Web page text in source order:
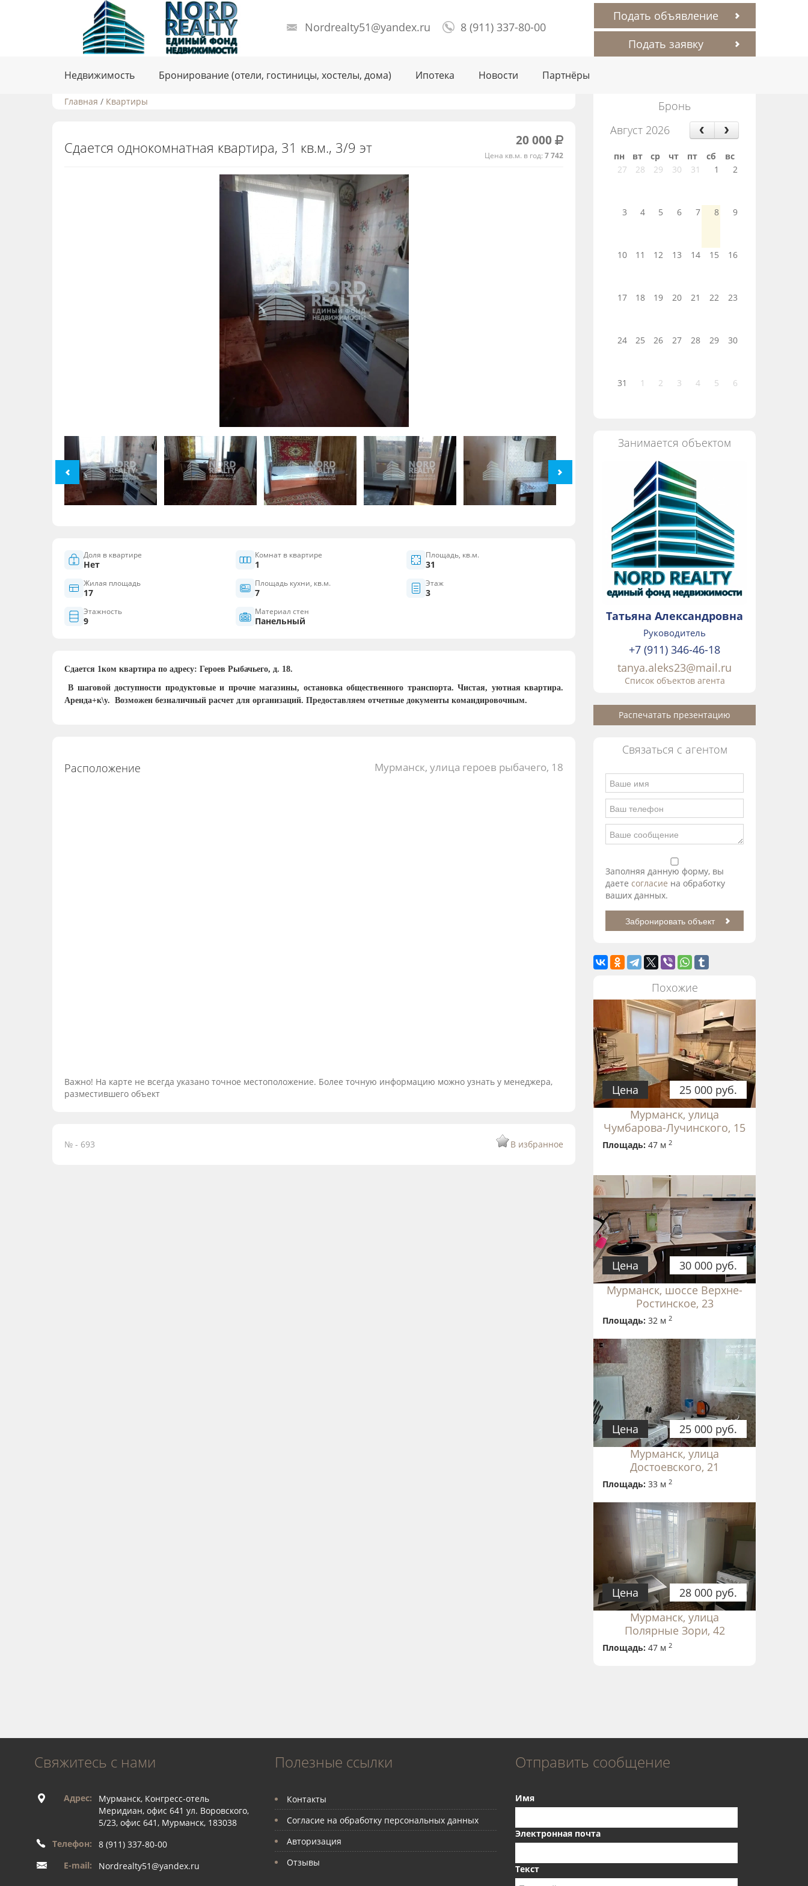
Nordrealty51@yandex.ru 8 (911) 337-80-00
Подать объявление
Подать заявку
Недвижимость Бронирование (отели, гостиницы, хостелы, дома) Ипотека Новости Партнёры
Главная / Квартиры
Сдается однокомнатная квартира, 31 кв.м., 3/9 эт 20 000
Цена кв.м. в год: 7 742
Доля в квартире
Нет
Комнат в квартире
1
Площадь, кв.м.
31
Жилая площадь
17
Площадь кухни, кв.м.
7
Этаж
3
Этажность
9
Материал стен
Панельный
Сдается 1ком квартира по адресу: Героев Рыбачьего, д. 18.
В шаговой доступности продуктовые и прочие магазины, остановка общественного транспорта.Чистая, уютная квартира.
Аренда+к\у. Возможен безналичный расчет для организаций. Предоставляем отчетные документы командировочным.
Расположение Мурманск, улица героев рыбачего, 18
Важно! На карте не всегда указано точное местоположение. Более точную информацию можно узнать у менеджера,
разместившего объект
№ - 693 В избранное
Бронь
Август 2026
пн вт ср чт пт сб
вс
27
28 29 30 31 1 2
3 4 5 6 7 8 9
10 11 12 13 14 15 16
17 18 19 20 21 22 23
24 25 26 27 28 29 30
31 1 2 3 4 5 6
Занимается объектом
Татьяна Александровна
Руководитель
+7 (911) 346-46-18
tanya.aleks23@mail.ru
Список объектов агента
Распечатать презентацию
Связаться с агентом
Заполняя данную форму, вы
даете согласие на обработку
ваших данных.
Похожие
25 000 руб.
Цена
Мурманск, улица
Чумбарова-Лучинского, 15
Площадь: 47 м 2
30 000 руб.
Цена
Мурманск, шоссе Верхне-
Ростинское, 23
Площадь: 32 м 2
25 000 руб.
Цена
Мурманск, улица
Достоевского, 21
Площадь: 33 м 2
28 000 руб.
Цена
Мурманск, улица
Полярные Зори, 42
Площадь: 47 м 2
Свяжитесь с нами
Адрес:
Мурманск, Конгресс-отель
Меридиан, офис 641 ул. Воровского,
5/23, офис 641, Мурманск, 183038
Телефон:
8 (911) 337-80-00
E-mail:
Nordrealty51@yandex.ru
Полезные ссылки
Контакты
Согласие на обработку персональных данных
Авторизация
Отзывы
Отправить сообщение
Имя
Электронная почта
Текст